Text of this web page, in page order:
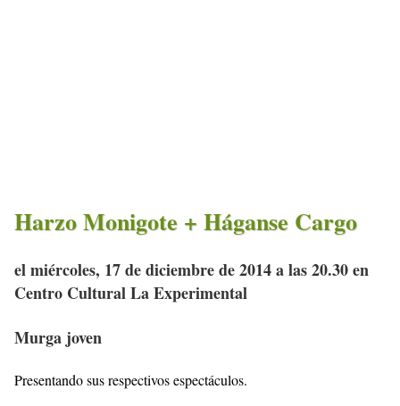
Harzo Monigote + Háganse Cargo
el miércoles, 17 de diciembre de 2014 a las 20.30 en
Centro Cultural La Experimental
Murga joven
Presentando sus respectivos espectáculos.